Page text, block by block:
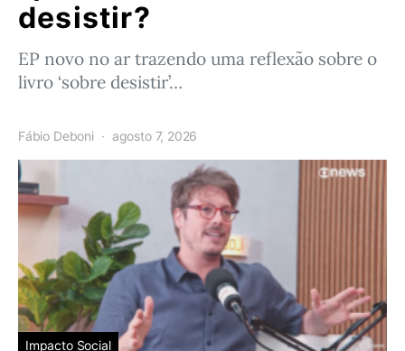
desistir?
EP novo no ar trazendo uma reflexão sobre o
livro ‘sobre desistir’…
Fábio Deboni agosto 7, 2026
Impacto Social